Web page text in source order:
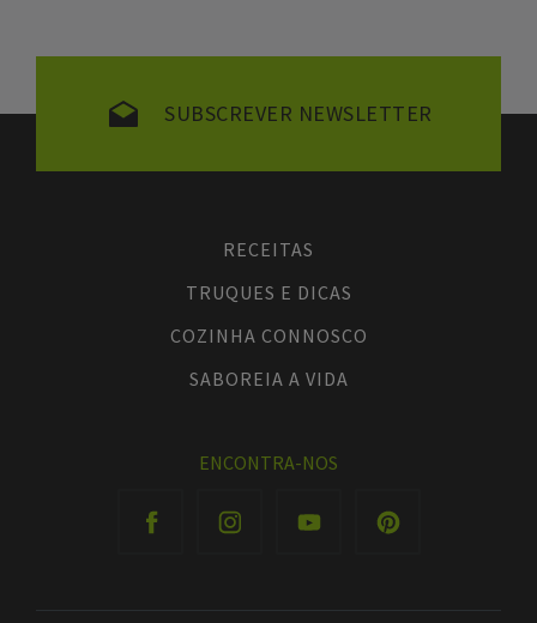
SUBSCREVER NEWSLETTER
RECEITAS
TRUQUES E DICAS
COZINHA CONNOSCO
SABOREIA A VIDA
ENCONTRA-NOS